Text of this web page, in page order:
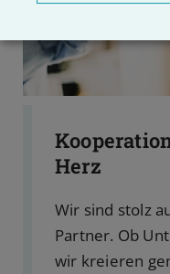
Herz
Wir sind stolz
Partner. Ob
wir kreieren